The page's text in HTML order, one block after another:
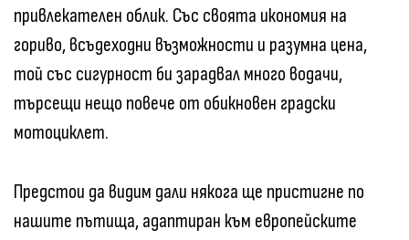
привлекателен облик. Със своята икономия на
гориво, всъдеходни възможности и разумна цена,
той със сигурност би зарадвал много водачи,
търсещи нещо повече от обикновен градски
мотоциклет.
Предстои да видим дали някога ще пристигне по
нашите пътища, адаптиран към европейските